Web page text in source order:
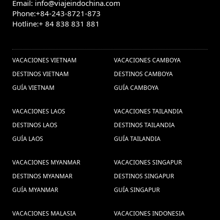
Fruta de Vietnam (1) ,
Visitar a Japón (1) ,
na Tailândia (1) ,Consejos de viajes
Tailandia (3) ,
(2) ,vacaciones familiares en Vietnam (4) ,
Guia de viagem Laos (1) , visitar a myanmar (16) ,
Jong Un (1) ,
Visitar a Vietnam y Camboya (1) ,10 dicas
se você está pensando em ir para a
(1) ,viaje de familiar en Vietnam (1) ,playas de
vietnam (1) ,
vietnam customized
Email: info@viajeindochina.com
Phone:+84-243-8721-873
Hotline:+ 84 838 831 881
VACACIONES VIETNAM
DESTINOS VIETNAM
GUÍA VIETNAM
VACACIONES CAMBOYA
DESTINOS CAMBOYA
GUÍA CAMBOYA
VACACIONES LAOS
DESTINOS LAOS
GUÍA LAOS
VACACIONES TAILANDIA
DESTINOS TAILANDIA
GUÍA TAILANDIA
VACACIONES MYANMAR
DESTINOS MYANMAR
GUÍA MYANMAR
VACACIONES SINGAPUR
DESTINOS SINGAPUR
GUÍA SINGAPUR
VACACIONES MALASIA
VACACIONES INDONESIA